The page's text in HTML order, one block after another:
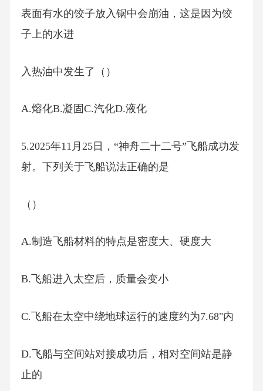
表面有水的饺子放入锅中会崩油，这是因为饺
子上的水进
入热油中发生了（）
A.熔化B.凝固C.汽化D.液化
5.2025年11月25日，“神舟二十二号”飞船成功发
射。下列关于飞船说法正确的是
（）
A.制造飞船材料的特点是密度大、硬度大
B.飞船进入太空后，质量会变小
C.飞船在太空中绕地球运行的速度约为7.68"内
D.飞船与空间站对接成功后，相对空间站是静
止的